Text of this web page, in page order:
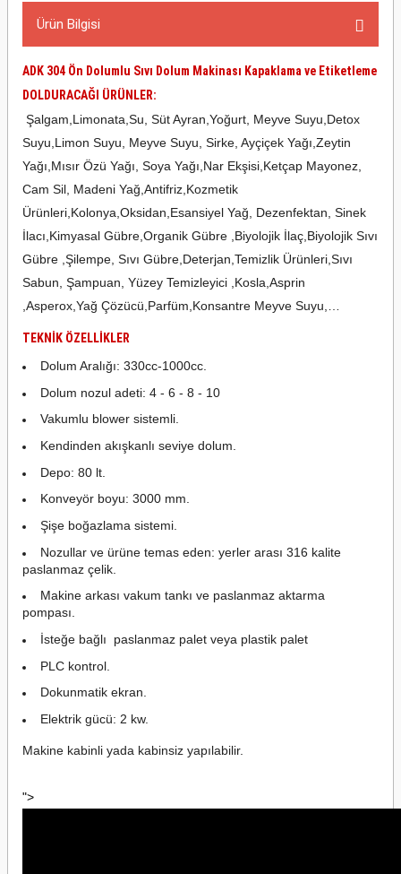
Ürün Bilgisi
ADK 304 Ön Dolumlu Sıvı Dolum Makinası Kapaklama ve Etiketleme
DOLDURACAĞI ÜRÜNLER:
Şalgam,Limonata,Su, Süt Ayran,Yoğurt, Meyve Suyu,Detox
Suyu,Limon Suyu, Meyve Suyu, Sirke, Ayçiçek Yağı,Zeytin
Yağı,Mısır Özü Yağı, Soya Yağı,Nar Ekşisi,Ketçap Mayonez,
Cam Sil, Madeni Yağ,Antifriz,Kozmetik
Ürünleri,Kolonya,Oksidan,Esansiyel Yağ, Dezenfektan, Sinek
İlacı,Kimyasal Gübre,Organik Gübre ,Biyolojik İlaç,Biyolojik Sıvı
Gübre ,Şilempe, Sıvı Gübre,Deterjan,Temizlik Ürünleri,Sıvı
Sabun, Şampuan, Yüzey Temizleyici ,Kosla,Asprin
,Asperox,Yağ Çözücü,Parfüm,Konsantre Meyve Suyu,…
TEKNİK ÖZELLİKLER
Dolum Aralığı: 330cc-1000cc.
Dolum nozul adeti: 4 - 6 - 8 - 10
Vakumlu blower sistemli.
Kendinden akışkanlı seviye dolum.
Depo: 80 lt.
Konveyör boyu: 3000 mm.
Şişe boğazlama sistemi.
Nozullar ve ürüne temas eden: yerler arası 316 kalite
paslanmaz çelik.
Makine arkası vakum tankı ve paslanmaz aktarma
pompası.
İsteğe bağlı paslanmaz palet veya plastik palet
PLC kontrol.
Dokunmatik ekran.
Elektrik gücü: 2 kw.
Makine kabinli yada kabinsiz yapılabilir.
">